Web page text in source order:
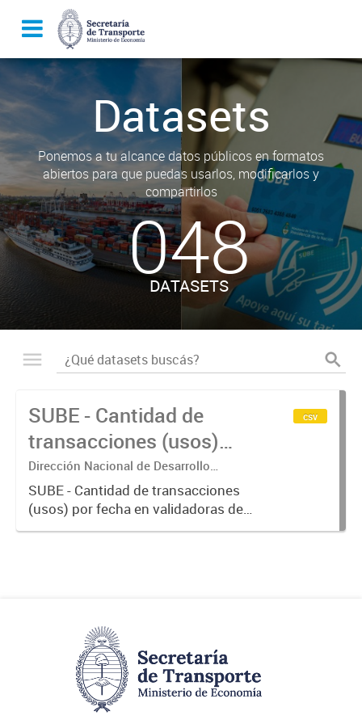
Datasets
Ponemos a tu alcance datos públicos en formatos
abiertos para que puedas usarlos, modificarlos y
compartirlos
048
DATASETS
SUBE - Cantidad de
transacciones (usos)
por fecha
Dirección Nacional de Desarrollo
Tecnológico - Ministerio de Transporte.
SUBE - Cantidad de transacciones
(usos) por fecha en validadoras de
la red SUBE.
csv